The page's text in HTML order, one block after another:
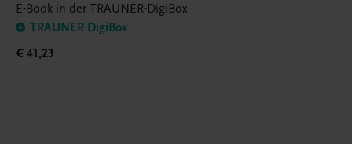
E-Book in der TRAUNER-DigiBox
TRAUNER-DigiBox
€ 41,23